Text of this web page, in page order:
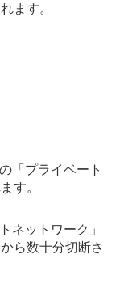
ます。
「プライベート
す。
ネットワーク」
ら数十分切断さ